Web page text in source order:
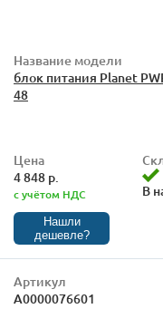
Название модели
блок питания Planet
48
Цена
4 848 р.
с учётом НДС
Нашли
дешевле?
В
Артикул
А0000076601